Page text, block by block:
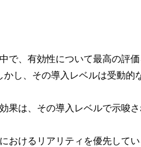
で、有効性について最高の評
し、その導入レベルは受動的
果は、その導入レベルで示唆
おけるリアリティを優先して